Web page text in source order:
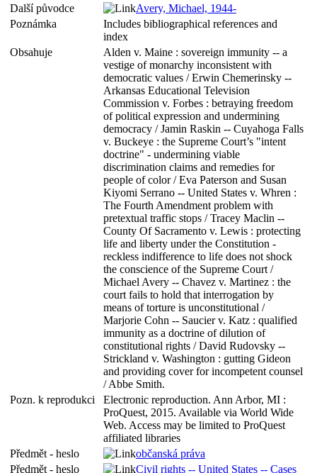
Další původce
Avery, Michael, 1944-
Poznámka
Includes bibliographical references and
index
Obsahuje
Alden v. Maine : sovereign immunity -- a
vestige of monarchy inconsistent with
democratic values / Erwin Chemerinsky --
Arkansas Educational Television
Commission v. Forbes : betraying freedom
of political expression and undermining
democracy / Jamin Raskin -- Cuyahoga Falls
v. Buckeye : the Supreme Court’s "intent
doctrine" - undermining viable
discrimination claims and remedies for
people of color / Eva Paterson and Susan
Kiyomi Serrano -- United States v. Whren :
The Fourth Amendment problem with
pretextual traffic stops / Tracey Maclin --
County Of Sacramento v. Lewis : protecting
life and liberty under the Constitution -
reckless indifference to life does not shock
the conscience of the Supreme Court /
Michael Avery -- Chavez v. Martinez : the
court fails to hold that interrogation by
means of torture is unconstitutional /
Marjorie Cohn -- Saucier v. Katz : qualified
immunity as a doctrine of dilution of
constitutional rights / David Rudovsky --
Strickland v. Washington : gutting Gideon
and providing cover for incompetent counsel
/ Abbe Smith.
Pozn. k reprodukci
Electronic reproduction. Ann Arbor, MI :
ProQuest, 2015. Available via World Wide
Web. Access may be limited to ProQuest
affiliated libraries
Předmět - heslo
občanská práva
Předmět - heslo
Civil rights -- United States -- Cases